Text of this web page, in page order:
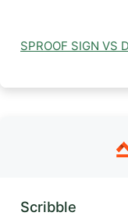
SPROOF SIGN VS
Scribble